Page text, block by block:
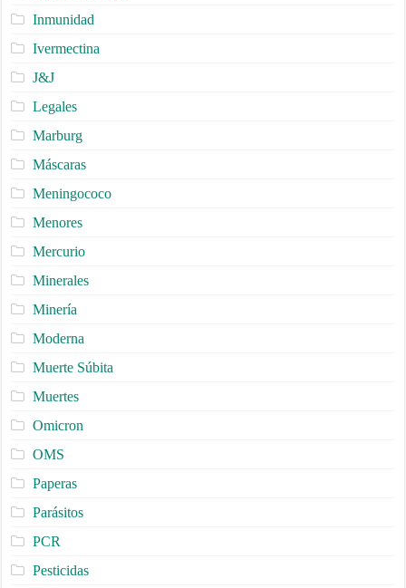
Inmunidad
Ivermectina
J&J
Legales
Marburg
Máscaras
Meningococo
Menores
Mercurio
Minerales
Minería
Moderna
Muerte Súbita
Muertes
Omicron
OMS
Paperas
Parásitos
PCR
Pesticidas